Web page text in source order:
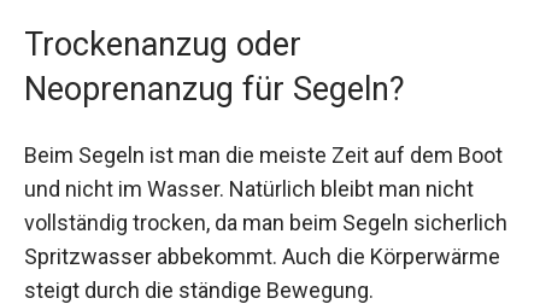
Trockenanzug oder
Neoprenanzug für Segeln?
Beim Segeln ist man die meiste Zeit auf dem Boot
und nicht im Wasser. Natürlich bleibt man nicht
vollständig trocken, da man beim Segeln sicherlich
Spritzwasser abbekommt. Auch die Körperwärme
steigt durch die ständige Bewegung.